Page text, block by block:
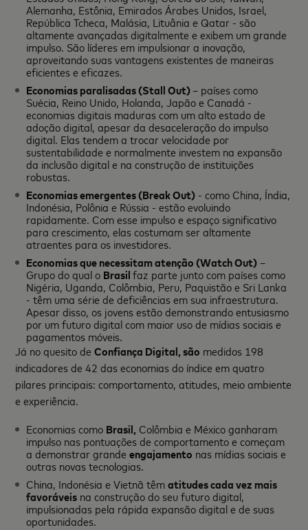
Alemanha, Estônia, Emirados Árabes Unidos, Israel,
República Tcheca, Malásia, Lituânia e Qatar - são
altamente avançadas digitalmente e exibem um grande
impulso. São líderes em impulsionar a inovação,
aproveitando suas vantagens existentes de maneiras
eficientes e eficazes.
Economias paralisadas (Stall Out)– países como
Suécia, Reino Unido, Holanda, Japão e Canadá -
economias digitais maduras com um alto estado de
adoção digital, apesar da desaceleração do impulso
digital. Elas tendem a trocar velocidade por
sustentabilidade e normalmente investem na expansão
da inclusão digital e na construção de instituições
robustas.
Economias emergentes (Break Out) - como China, Índia,
Indonésia, Polônia e Rússia - estão evoluindo
rapidamente. Com esse impulso e espaço significativo
para crescimento, elas costumam ser altamente
atraentes para os investidores.
Economias que necessitam atenção (Watch Out)–
Grupo do qual o Brasilfaz parte junto com países como
Nigéria, Uganda, Colômbia, Peru, Paquistão e Sri Lanka
- têm uma série de deficiências em sua infraestrutura.
Apesar disso, os jovens estão demonstrando entusiasmo
por um futuro digital com maior uso de mídias sociais e
pagamentos móveis.
Já no quesito deConfiança Digital, são medidos 198
indicadores de 42 das economias do índice em quatro
pilares principais: comportamento, atitudes, meio ambiente
e experiência.
Economias como Brasil, Colômbia e México ganharam
impulso nas pontuações de comportamento e começam
a demonstrar grandeengajamento nas mídias sociais e
outras novas tecnologias.
China, Indonésia e Vietnã têmatitudes cada vez mais
favoráveis ​na construção do seu futuro digital,
impulsionadas pela rápida expansão digital e de suas
oportunidades.